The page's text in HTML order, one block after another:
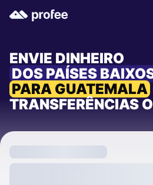
ENVIE DINHEIRO
DOS PAÍSES
PARA GUATEMALA
TRANSFERÊNCIAS